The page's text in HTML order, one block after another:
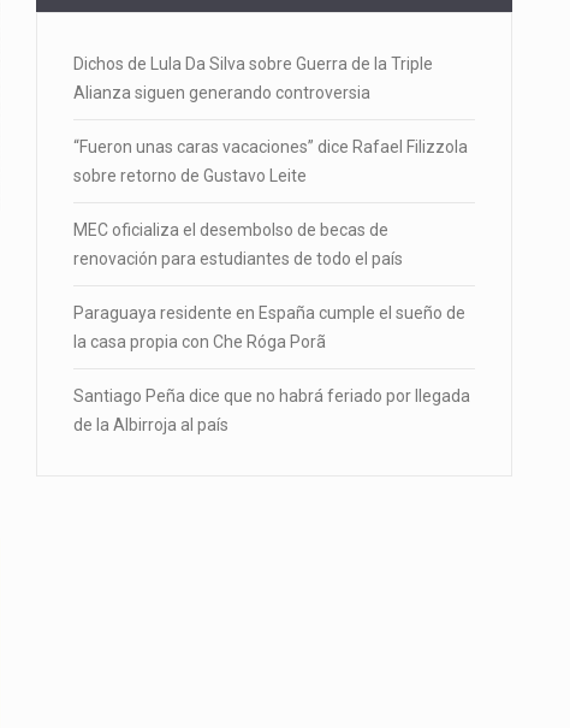
Dichos de Lula Da Silva sobre Guerra de la Triple
Alianza siguen generando controversia
“Fueron unas caras vacaciones” dice Rafael Filizzola
sobre retorno de Gustavo Leite
MEC oficializa el desembolso de becas de
renovación para estudiantes de todo el país
Paraguaya residente en España cumple el sueño de
la casa propia con Che Róga Porã
Santiago Peña dice que no habrá feriado por llegada
de la Albirroja al país